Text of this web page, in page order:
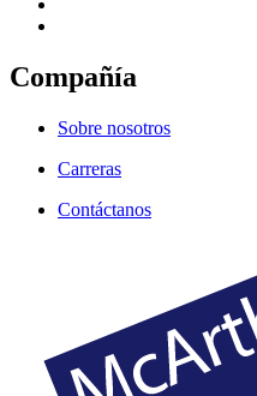
Compañía
Sobre nosotros
Carreras
Contáctanos